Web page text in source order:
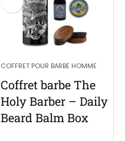
COFFRET POUR BARBE HOMME
Coffret barbe The
Holy Barber – Daily
Beard Balm Box